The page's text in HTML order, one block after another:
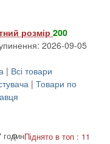
розмір 200
2026-09-05
| Всі товари
| Товари по
годинПіднято в топ : 11